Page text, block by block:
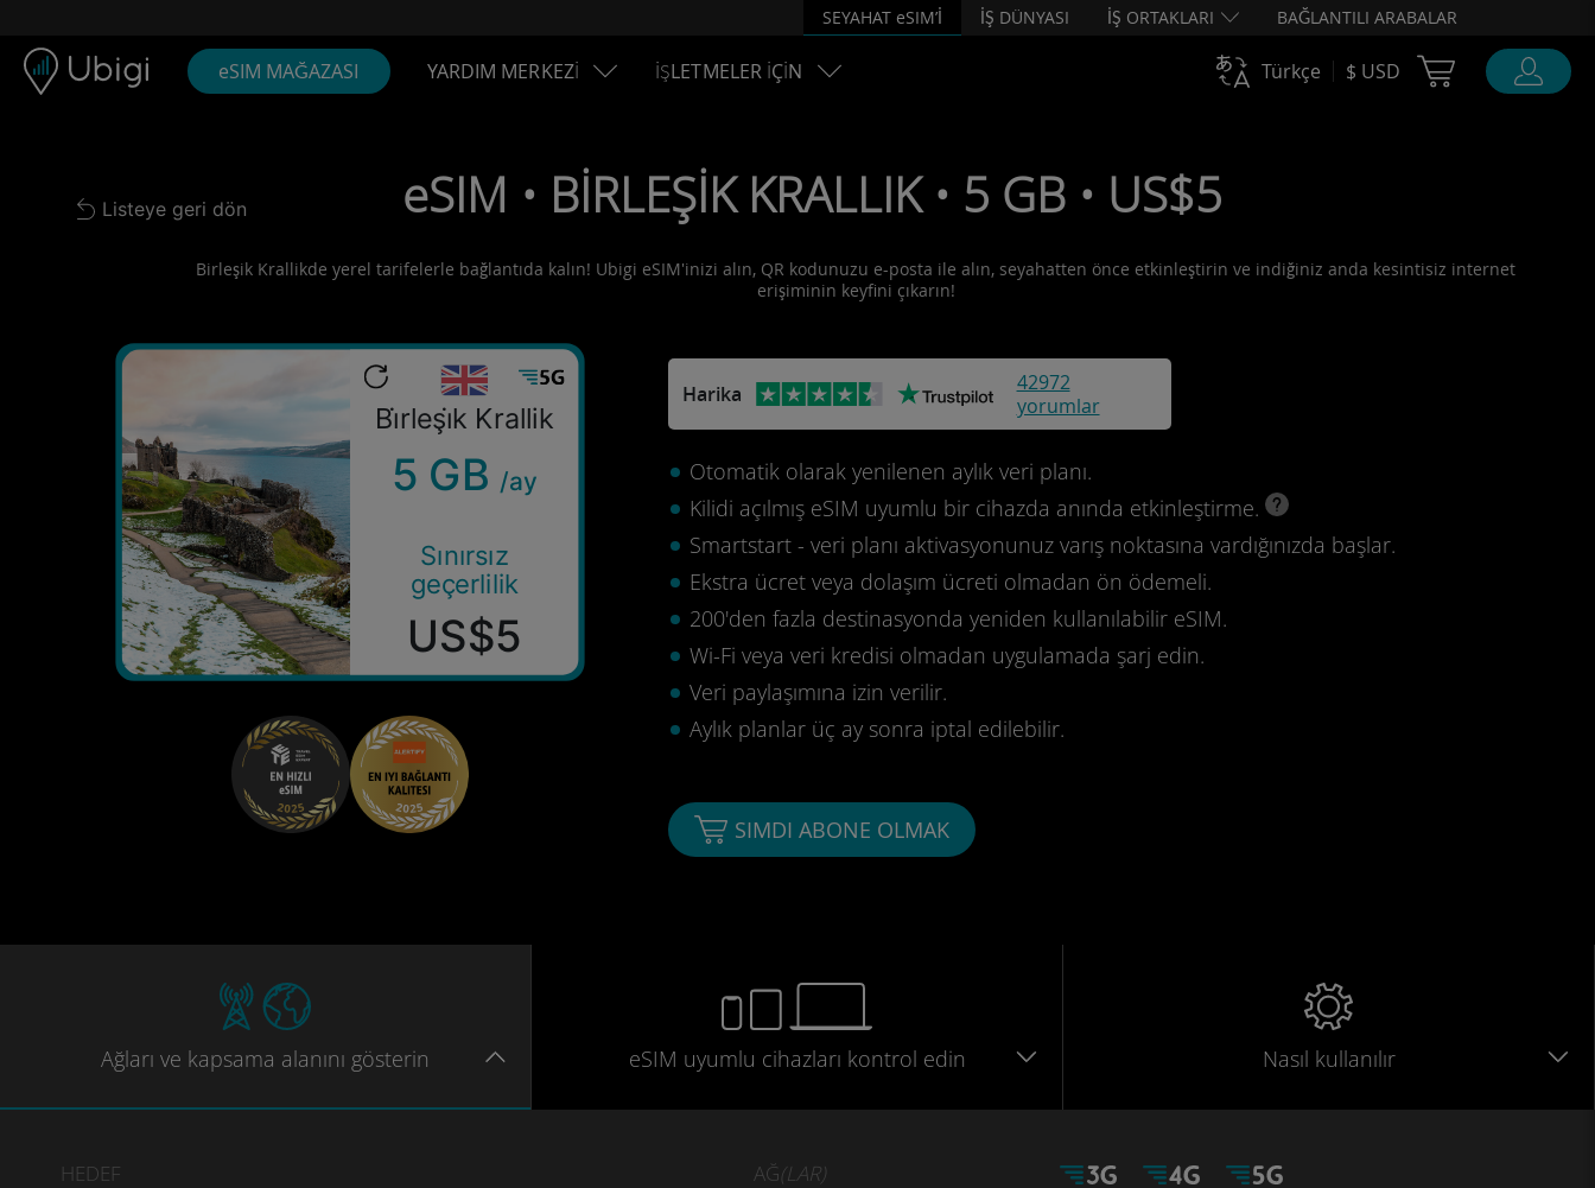
SEYAHAT eSIM’İ İŞ DÜNYASI İŞ ORTAKLARI BAĞLANTILI ARABALAR
eSIM MAĞAZASI YARDIM MERKEZİ İŞLETMELER İÇİN Türkçe $ USD Cart Ubigi
Back to list
Listeye geri dön eSIM • BİRLEŞİK KRALLIK • 5 GB • US$5
Birleşik Krallikde yerel tarifelerle bağlantıda kalın! Ubigi eSIM'inizi alın, QR kodunuzu e-posta ile alın, seyahatten önce etkinleştirin ve indiğiniz anda kesintisiz internet
erişiminin keyfini çıkarın!
Bi̇rleşi̇k Krallik
5 GB /ay
Sınırsız
geçerlilik
US$5
Harika
42972
yorumlar
Otomatik olarak yenilenen aylık veri planı.
Kilidi açılmış eSIM uyumlu bir cihazda anında etkinleştirme.
Smartstart - veri planı aktivasyonunuz varış noktasına vardığınızda başlar.
Ekstra ücret veya dolaşım ücreti olmadan ön ödemeli.
200'den fazla destinasyonda yeniden kullanılabilir eSIM.
Wi-Fi veya veri kredisi olmadan uygulamada şarj edin.
Veri paylaşımına izin verilir.
Aylık planlar üç ay sonra iptal edilebilir.
SIMDI ABONE OLMAK
Ağları ve kapsama alanını gösterin eSIM uyumlu cihazları kontrol edin Nasıl kullanılır
HEDEF AĞ(LAR)